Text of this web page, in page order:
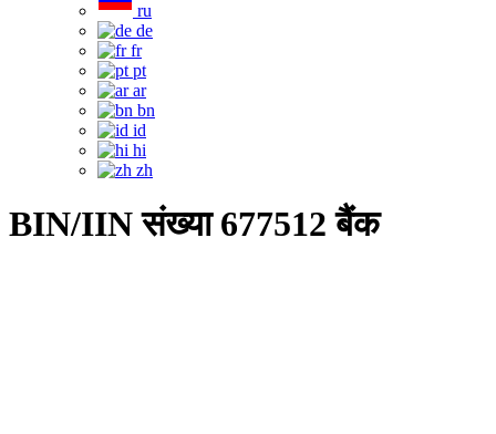
ru
de
fr
pt
ar
bn
id
hi
zh
BIN/IIN संख्या 677512 बैंक